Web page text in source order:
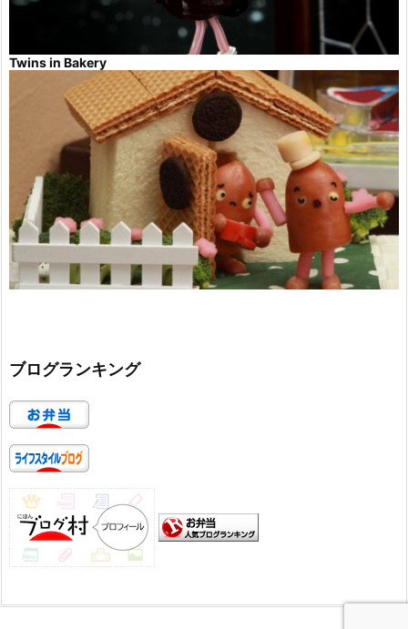
Twins in Bakery
ブログランキング